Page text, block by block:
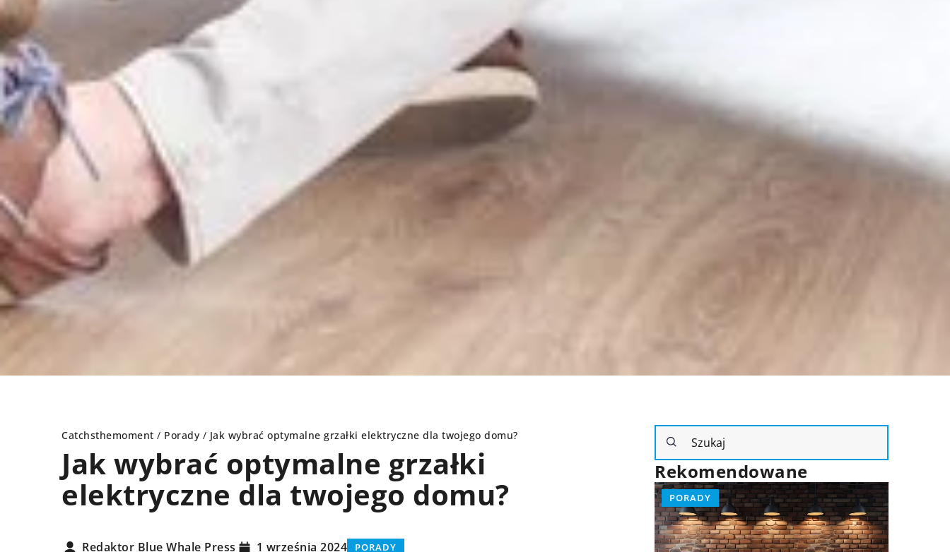
Catchsthemoment / Porady / Jak wybrać optymalne grzałki elektryczne dla twojego domu?
Jak wybrać optymalne grzałki
elektryczne dla twojego domu?
Redaktor Blue Whale Press 1 września 2024 PORADY
Rekomendowane
PORADY PORADY PORADY